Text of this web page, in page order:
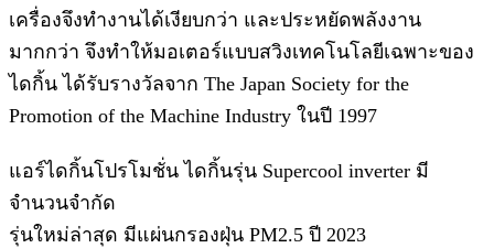
เครื่องจึงทำงานได้เงียบกว่า และประหยัดพลังงาน
มากกว่า จึงทำให้มอเตอร์แบบสวิงเทคโนโลยีเฉพาะของ
ไดกิ้น ได้รับรางวัลจาก The Japan Society for the
Promotion of the Machine Industry ในปี 1997
แอร์ไดกิ้นโปรโมชั่น ไดกิ้นรุ่น Supercool inverter มี
จำนวนจำกัด
รุ่นใหม่ล่าสุด มีแผ่นกรองฝุ่น PM2.5 ปี 2023